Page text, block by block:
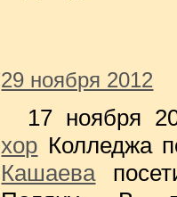
29 ноября 2012
17 ноября
хор Колледжа
Кашаева